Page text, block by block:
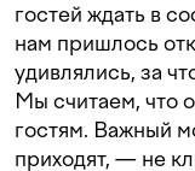
гостей ждать в
нам пришлось
удивлялись, за
Мы считаем, что
гостям. Важный
приходят, — не